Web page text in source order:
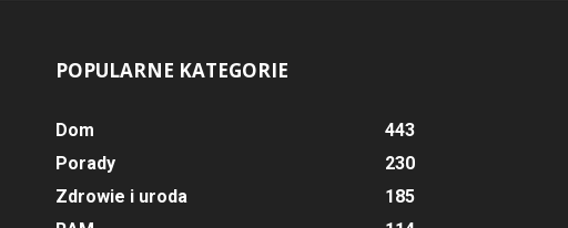
POPULARNE KATEGORIE
Dom
443
Porady
230
Zdrowie i uroda
185